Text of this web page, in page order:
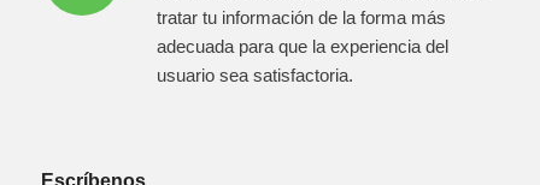
tratar tu información de la forma más
adecuada para que la experiencia del
usuario sea satisfactoria.
Escríbenos